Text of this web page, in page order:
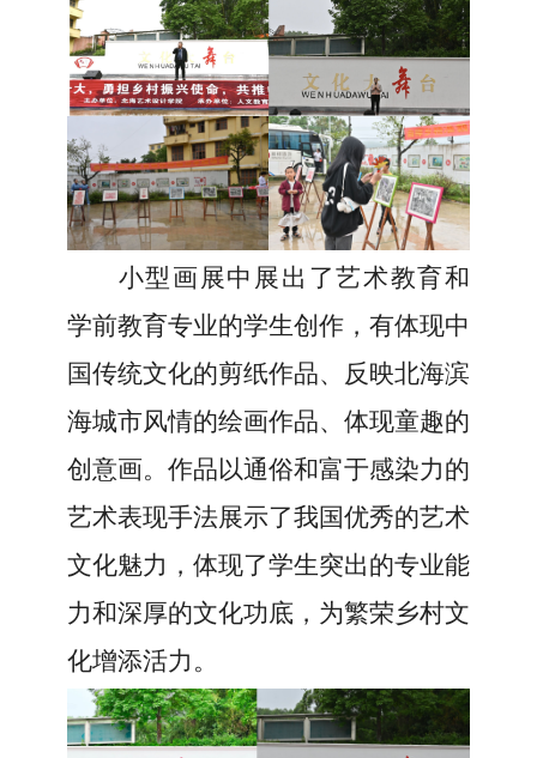
小型画展中展出了艺术教育和
学前教育专业的学生创作，有体现中
国传统文化的剪纸作品、反映北海滨
海城市风情的绘画作品、体现童趣的
创意画。作品以通俗和富于感染力的
艺术表现手法展示了我国优秀的艺术
文化魅力 ， 体现了学生突出的专业能
力和深厚的文化功底 ，为繁荣乡村文
化增添活力。